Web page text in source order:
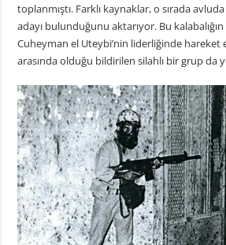
toplanmıştı. Farklı kaynaklar, o sırada
adayı bulunduğunu aktarıyor. Bu
Cuheyman el Uteybi’nin liderliğinde hareket
arasında olduğu bildirilen silahlı bir grup da